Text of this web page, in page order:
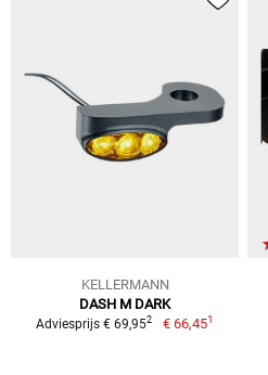
KELLERMANN
DASH M DARK
Adviesprijs € 69,952 € 66,451